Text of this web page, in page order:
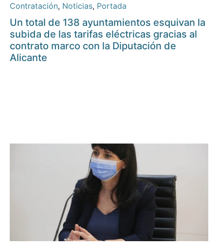
Contratación, Noticias, Portada
Un total de 138 ayuntamientos esquivan la
subida de las tarifas eléctricas gracias al
contrato marco con la Diputación de
Alicante